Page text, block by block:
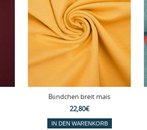
Bündchen breit mais
22,80€